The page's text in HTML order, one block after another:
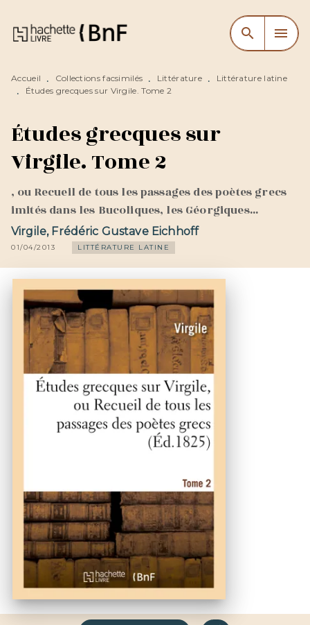
MENU RECHERCHE
CONTENU
search menu
Accueil • Collections facsimilés • Littérature •
Littérature latine
•
Études grecques sur Virgile. Tome 2
Études grecques sur
Virgile. Tome 2
, ou Recueil de tous les passages des poètes grecs
imités dans les Bucoliques, les Géorgiques...
Virgile, Frédéric Gustave Eichhoff
01/04/2013 LITTÉRATURE LATINE